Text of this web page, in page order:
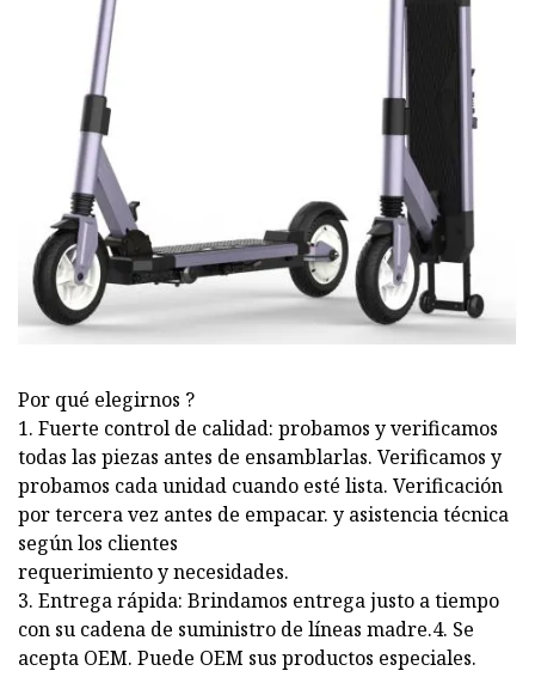
Por qué elegirnos ?
1. Fuerte control de calidad: probamos y verificamos
todas las piezas antes de ensamblarlas. Verificamos y
probamos cada unidad cuando esté lista. Verificación
por tercera vez antes de empacar. y asistencia técnica
según los clientes
requerimiento y necesidades.
3. Entrega rápida: Brindamos entrega justo a tiempo
con su cadena de suministro de líneas madre.4. Se
acepta OEM. Puede OEM sus productos especiales.